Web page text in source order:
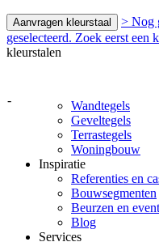
Aanvragen kleurstaal
> Nog
geselecteerd. Zoek eerst een
kleurstalen
-
Wandtegels
Geveltegels
Terrastegels
Woningbouw
Inspiratie
Referenties en
Bouwsegmenten
Beurzen en
Blog
Services